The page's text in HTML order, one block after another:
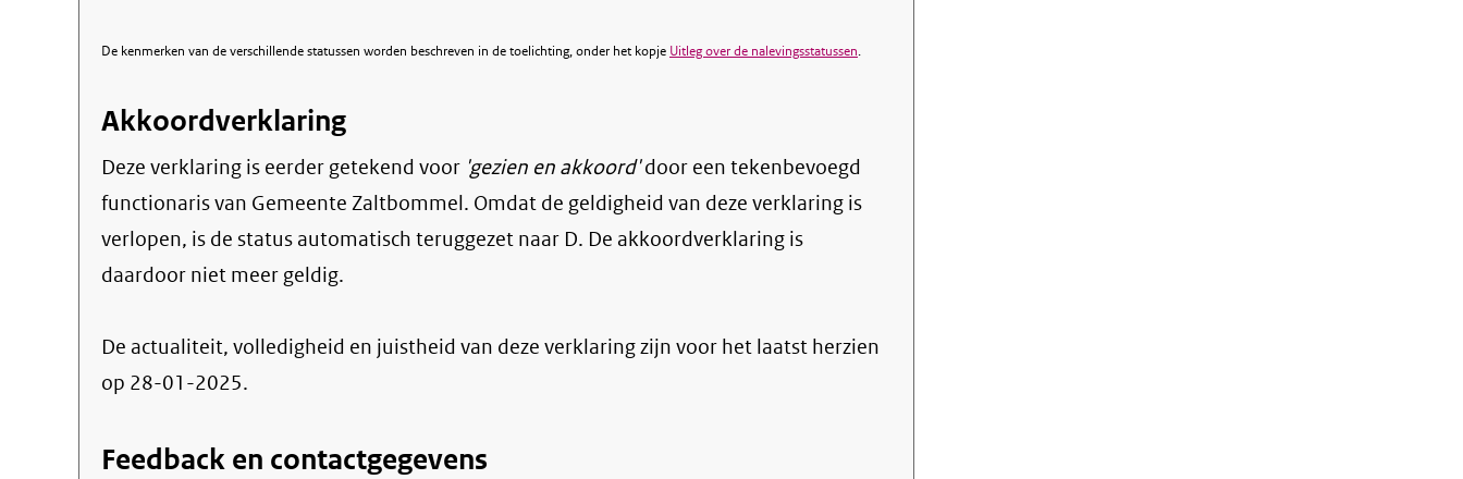
De kenmerken van de verschillende statussen worden beschreven in de toelichting, onder het kopje Uitleg over de nalevingsstatussen.
Akkoordverklaring
Deze verklaring is eerder getekend voor 'gezien en akkoord'door een tekenbevoegd
functionaris van Gemeente Zaltbommel. Omdat de geldigheid van deze verklaring is
verlopen, is de status automatisch teruggezet naar D. De akkoordverklaring is
daardoor niet meer geldig.
De actualiteit, volledigheid en juistheid van deze verklaring zijn voor het laatst herzien
op 28-01-2025.
Feedback en contactgegevens